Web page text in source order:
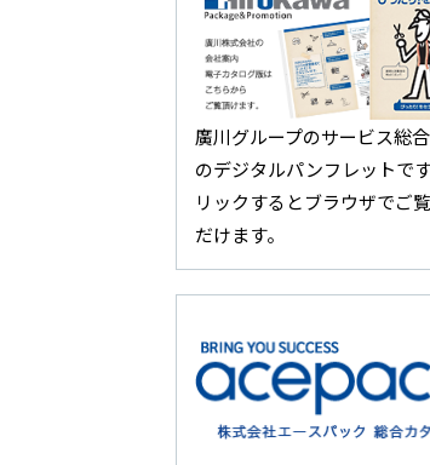
廣川グループのサービス総
のデジタルパンフレットで
リックするとブラウザでご
だけます。